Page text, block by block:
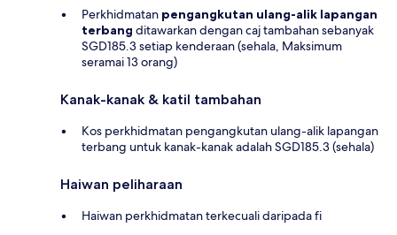
Perkhidmatan pengangkutan ulang-alik lapangan
terbang ditawarkan dengan caj tambahan sebanyak
SGD185.3 setiap kenderaan (sehala, Maksimum
seramai 13 orang)
Kanak-kanak & katil tambahan
Kos perkhidmatan pengangkutan ulang-alik lapangan
terbang untuk kanak-kanak adalah SGD185.3 (sehala)
Haiwan peliharaan
Haiwan perkhidmatan terkecuali daripada fi